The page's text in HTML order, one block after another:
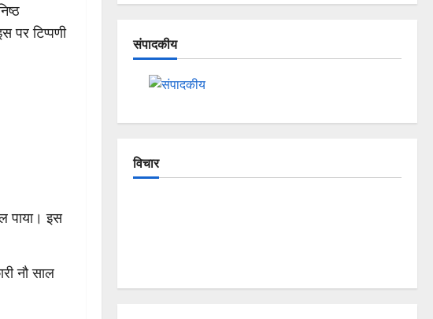
पर टिप्पणी
पाया। इस
नौ साल
संपादकीय
विचार